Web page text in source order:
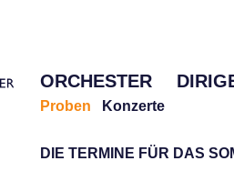
ORCHESTER
Proben Konzerte
DIE TERMINE FÜR DAS